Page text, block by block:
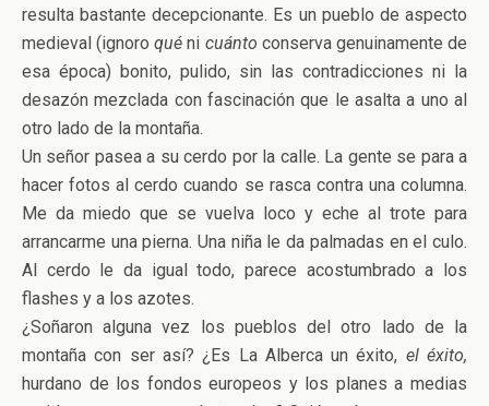
resulta bastante decepcionante. Es un pueblo de aspecto
medieval (ignoroqué ni cuánto conserva genuinamente de
esa época) bonito, pulido, sin las contradicciones ni la
desazón mezclada con fascinación que le asalta a uno al
otro lado de la montaña.
Un señor pasea a su cerdo por la calle. La gente se para a
hacer fotos al cerdo cuando se rasca contra una columna.
Me da miedo que se vuelva loco y eche al trote para
arrancarme una pierna. Una niña le da palmadas en el culo.
Al cerdo le da igual todo, parece acostumbrado a los
flashes y a los azotes.
¿Soñaron alguna vez los pueblos del otro lado de la
montaña con ser así? ¿Es La Alberca un éxito, el éxito,
hurdano de los fondos europeos y los planes a medias